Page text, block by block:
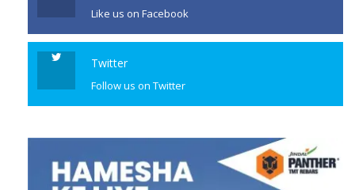
Like us on Facebook
Twitter
Follow us on Twitter